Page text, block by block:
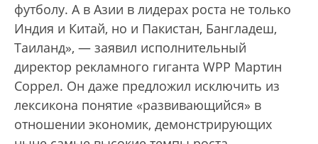
футболу. А в Азии в лидерах роста не только
Индия и Китай, но и Пакистан, Бангладеш,
Таиланд», — заявил исполнительный
директор рекламного гиганта WPP Мартин
Соррел. Он даже предложил исключить из
лексикона понятие «развивающийся» в
отношении экономик, демонстрирующих